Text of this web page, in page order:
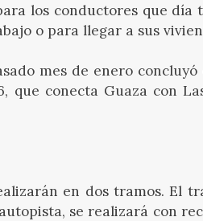
los conductores que día
o para llegar a sus
mes de enero
que conecta Guaza con
en dos tramos. El
se realizará con